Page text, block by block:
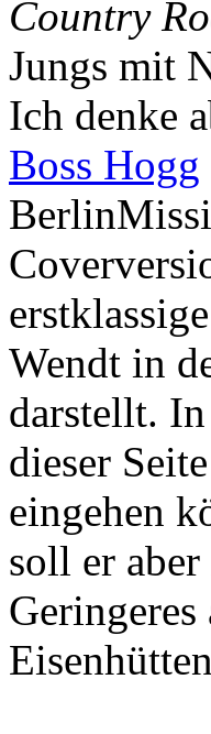
Country
Jungs mit
Ich denke
Boss Hogg
Wendt in
darstellt.
dieser
eingehen
soll er